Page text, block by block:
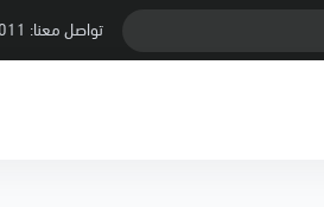
تواصل معنا: